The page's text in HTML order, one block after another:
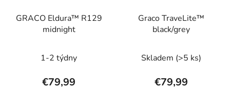
GRACO Eldura™ R129
midnight
1-2 týdny
€79,99
Graco TraveLite™
black/grey
Skladem (>5 ks)
€79,99